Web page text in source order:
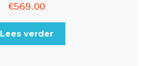
€569.00
Lees verder